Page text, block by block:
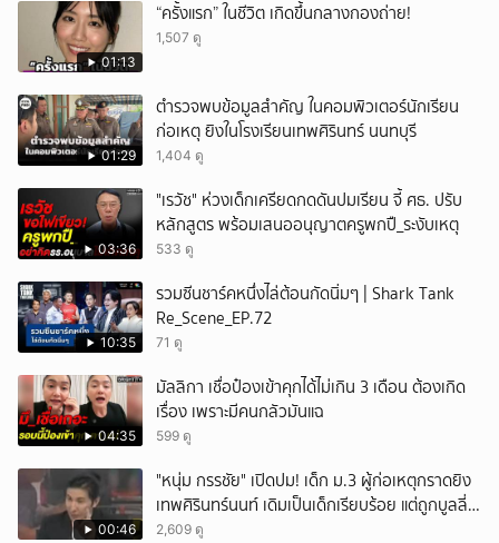
01:13
“ครั้งแรก” ในชีวิต เกิดขึ้นกลางกองถ่าย!
1,507 ดู
01:29
ตำรวจพบข้อมูลสำคัญ ในคอมพิวเตอร์นักเรียน
ก่อเหตุ ยิงในโรงเรียนเทพศิรินทร์ นนทบุรี
1,404 ดู
03:36
"เรวัช" ห่วงเด็กเครียดกดดันปมเรียน จี้ ศธ. ปรับ
หลักสูตร พร้อมเสนออนุญาตครูพกปื_ระงับเหตุ
533 ดู
10:35
รวมซีนชาร์คหนึ่งไล่ต้อนกัดนิ่มๆ | Shark Tank
Re_Scene_EP.72
71 ดู
04:35
มัลลิกา เชื่อป๋องเข้าคุกได้ไม่เกิน 3 เดือน ต้องเกิด
เรื่อง เพราะมีคนกลัวมันแฉ
599 ดู
00:46
"หนุ่ม กรรชัย" เปิดปม! เด็ก ม.3 ผู้ก่อเหตุกราดยิง
เทพศิรินทร์นนท์ เดิมเป็นเด็กเรียบร้อย แต่ถูกบูลลี่
หนัก คาดแรงกดดันสะสมกลายเป็นแรงแค้น จนก่อ
2,609 ดู